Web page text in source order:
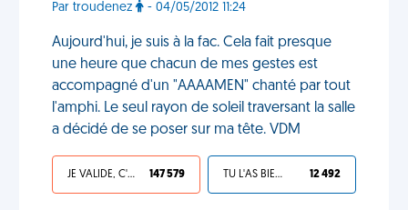
Par troudenez - 04/05/2012 11:24
Aujourd'hui, je suis à la fac. Cela fait presque
une heure que chacun de mes gestes est
accompagné d'un "AAAAMEN" chanté par tout
l'amphi. Le seul rayon de soleil traversant la salle
a décidé de se poser sur ma tête. VDM
JE VALIDE, C'EST UNE VDM 147 579 TU L'AS BIEN MÉRITÉ 12 492